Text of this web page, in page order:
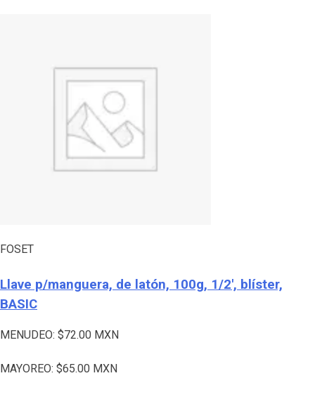
FOSET
Llave p/manguera, de latón, 100g, 1/2′, blíster,
BASIC
MENUDEO: $72.00 MXN
MAYOREO: $65.00 MXN